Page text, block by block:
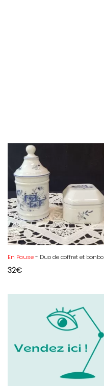
En Pause- Duo de coffret et bonbonnière en porcelaine de Vista Alegre Portugal
32€